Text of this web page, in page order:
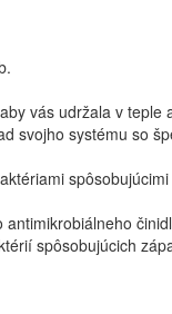
vás udržala v teple
svojho systému so
spôsobujúcich